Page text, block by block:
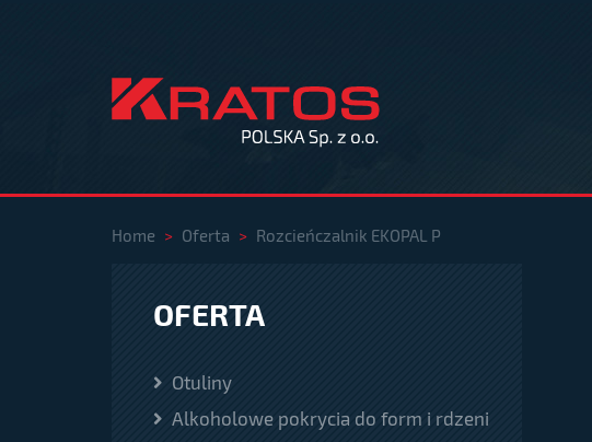
Home > Oferta > Rozcieńczalnik EKOPAL P
OFERTA
Otuliny
Alkoholowe pokrycia do form i rdzeni